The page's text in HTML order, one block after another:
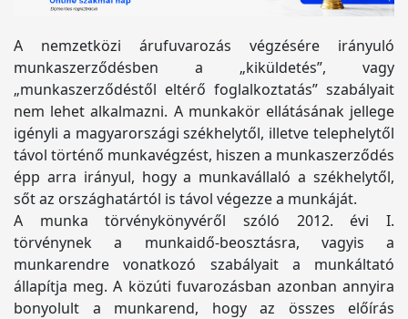
A nemzetközi árufuvarozás végzésére irányuló
munkaszerződésben a „kiküldetés”, vagy
„munkaszerződéstől eltérő foglalkoztatás” szabályait
nem lehet alkalmazni. A munkakör ellátásának jellege
igényli a magyarországi székhelytől, illetve telephelytől
távol történő munkavégzést, hiszen a munkaszerződés
épp arra irányul, hogy a munkavállaló a székhelytől,
sőt az országhatártól is távol végezze a munkáját.
A munka törvénykönyvéről szóló 2012. évi I.
törvénynek a munkaidő-beosztásra, vagyis a
munkarendre vonatkozó szabályait a munkáltató
állapítja meg. A közúti fuvarozásban azonban annyira
bonyolult a munkarend, hogy az összes előírás